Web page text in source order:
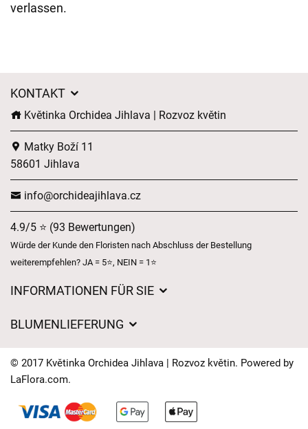
verlassen.
KONTAKT
Květinka Orchidea Jihlava | Rozvoz květin
Matky Boží 11
58601 Jihlava
info@orchideajihlava.cz
4.9/5 ⭐ (93 Bewertungen)
Würde der Kunde den Floristen nach Abschluss der Bestellung
weiterempfehlen? JA = 5⭐, NEIN = 1⭐
INFORMATIONEN FÜR SIE
Lieferzeiten für Blumen – Übersicht der Möglichkeiten
BLUMENLIEFERUNG
Wohin wir Blumen liefern
Kontakt
© 2017 Květinka Orchidea Jihlava | Rozvoz květin. Powered by
LaFlora.com.